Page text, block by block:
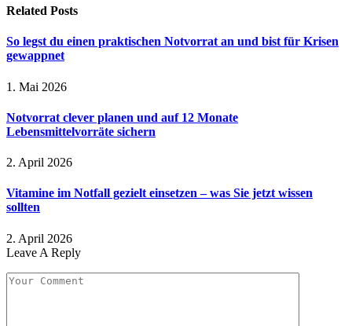
Related Posts
So legst du einen praktischen Notvorrat an und bist für Krisen
gewappnet
1. Mai 2026
Notvorrat clever planen und auf 12 Monate
Lebensmittelvorräte sichern
2. April 2026
Vitamine im Notfall gezielt einsetzen – was Sie jetzt wissen
sollten
2. April 2026
Leave A Reply